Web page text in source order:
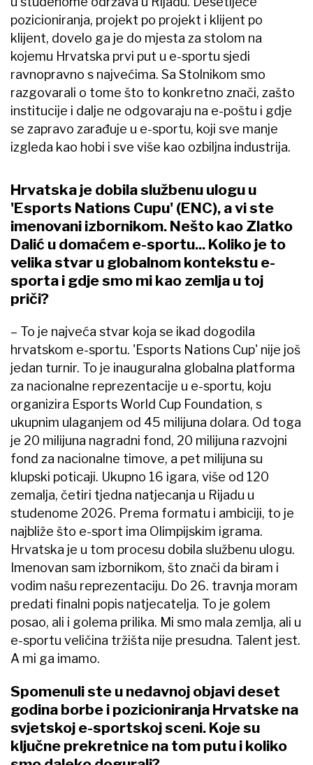
pozicioniranja, projekt po projekt i klijent po
klijent, dovelo ga je do mjesta za stolom na
kojemu Hrvatska prvi put u e-sportu sjedi
ravnopravno s najvećima. Sa Stolnikom smo
razgovarali o tome što to konkretno znači, zašto
institucije i dalje ne odgovaraju na e-poštu i gdje
se zapravo zarađuje u e-sportu, koji sve manje
izgleda kao hobi i sve više kao ozbiljna industrija.
Hrvatska je dobila službenu ulogu u
'Esports Nations Cupu' (ENC), a vi ste
imenovani izbornikom. Nešto kao Zlatko
Dalić u domaćem e-sportu... Koliko je to
velika stvar u globalnom kontekstu e-
sporta i gdje smo mi kao zemlja u toj
priči?
– To je najveća stvar koja se ikad dogodila
hrvatskom e-sportu. 'Esports Nations Cup' nije još
jedan turnir. To je inauguralna globalna platforma
za nacionalne reprezentacije u e-sportu, koju
organizira Esports World Cup Foundation, s
ukupnim ulaganjem od 45 milijuna dolara. Od toga
je 20 milijuna nagradni fond, 20 milijuna razvojni
fond za nacionalne timove, a pet milijuna su
klupski poticaji. Ukupno 16 igara, više od 120
zemalja, četiri tjedna natjecanja u Rijadu u
studenome 2026. Prema formatu i ambiciji, to je
najbliže što e-sport ima Olimpijskim igrama.
Hrvatska je u tom procesu dobila službenu ulogu.
Imenovan sam izbornikom, što znači da biram i
vodim našu reprezentaciju. Do 26. travnja moram
predati finalni popis natjecatelja. To je golem
posao, ali i golema prilika. Mi smo mala zemlja, ali u
e-sportu veličina tržišta nije presudna. Talent jest.
A mi ga imamo.
Spomenuli ste u nedavnoj objavi deset
godina borbe i pozicioniranja Hrvatske na
svjetskoj e-sportskoj sceni. Koje su
ključne prekretnice na tom putu i koliko